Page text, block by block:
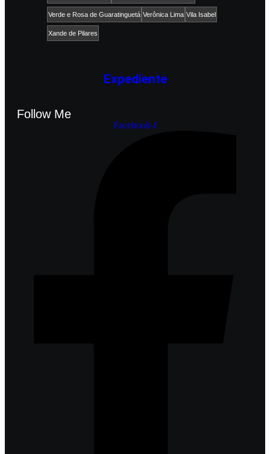
Verde e Rosa de Guaratinguetá Verônica Lima Vila Isabel
Xande de Pilares
Expediente
Follow Me
Facebook-f